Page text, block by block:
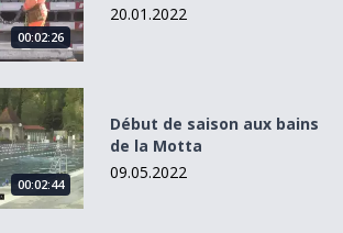
00:02:26
20.01.2022
aux bains de la Motta
00:02:44
Début de saison aux bains
de la Motta
09.05.2022